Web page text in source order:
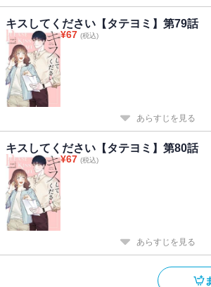
キスしてください【タテヨミ】第79話
¥67 (税込)
あらすじを見る
キスしてください【タテヨミ】第80話
¥67 (税込)
あらすじを見る